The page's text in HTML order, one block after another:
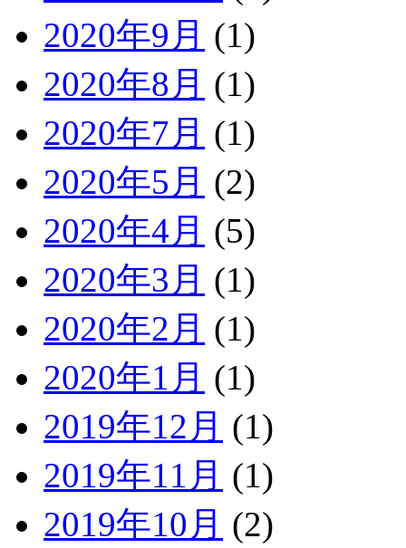
2020年9月 (1)
2020年8月 (1)
2020年7月 (1)
2020年5月 (2)
2020年4月 (5)
2020年3月 (1)
2020年2月 (1)
2020年1月 (1)
2019年12月 (1)
2019年11月 (1)
2019年10月 (2)